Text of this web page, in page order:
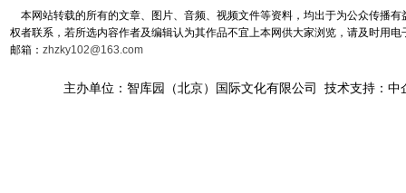
本网站转载的所有的文章、图片、音频、视频文件等资料，均出于为公众传播
权者联系，若所选内容作者及编辑认为其作品不宜上本网供大家浏览，请及时用
邮箱： zhzky102@163.com
主办单位：智库园（北京）国际文化有限公司 技术支持：